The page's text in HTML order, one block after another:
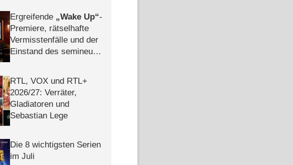
Ergreifende Wake Up -
Premiere, rätselhafte
Vermisstenfälle und der
Einstand des semineuen
RTL, VOX und RTL+
2026/​27: Verräter,
Gladiatoren und
Sebastian Lege
Die 8 wichtigsten Serien
im Juli